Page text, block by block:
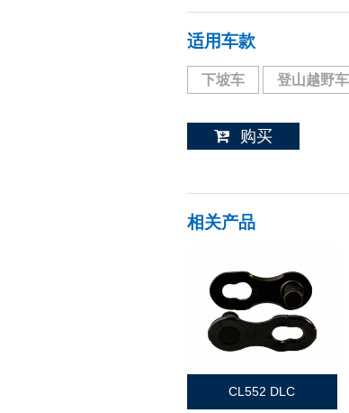
适用车款
下坡车 登山越野车
购买
相关产品
CL552 DLC